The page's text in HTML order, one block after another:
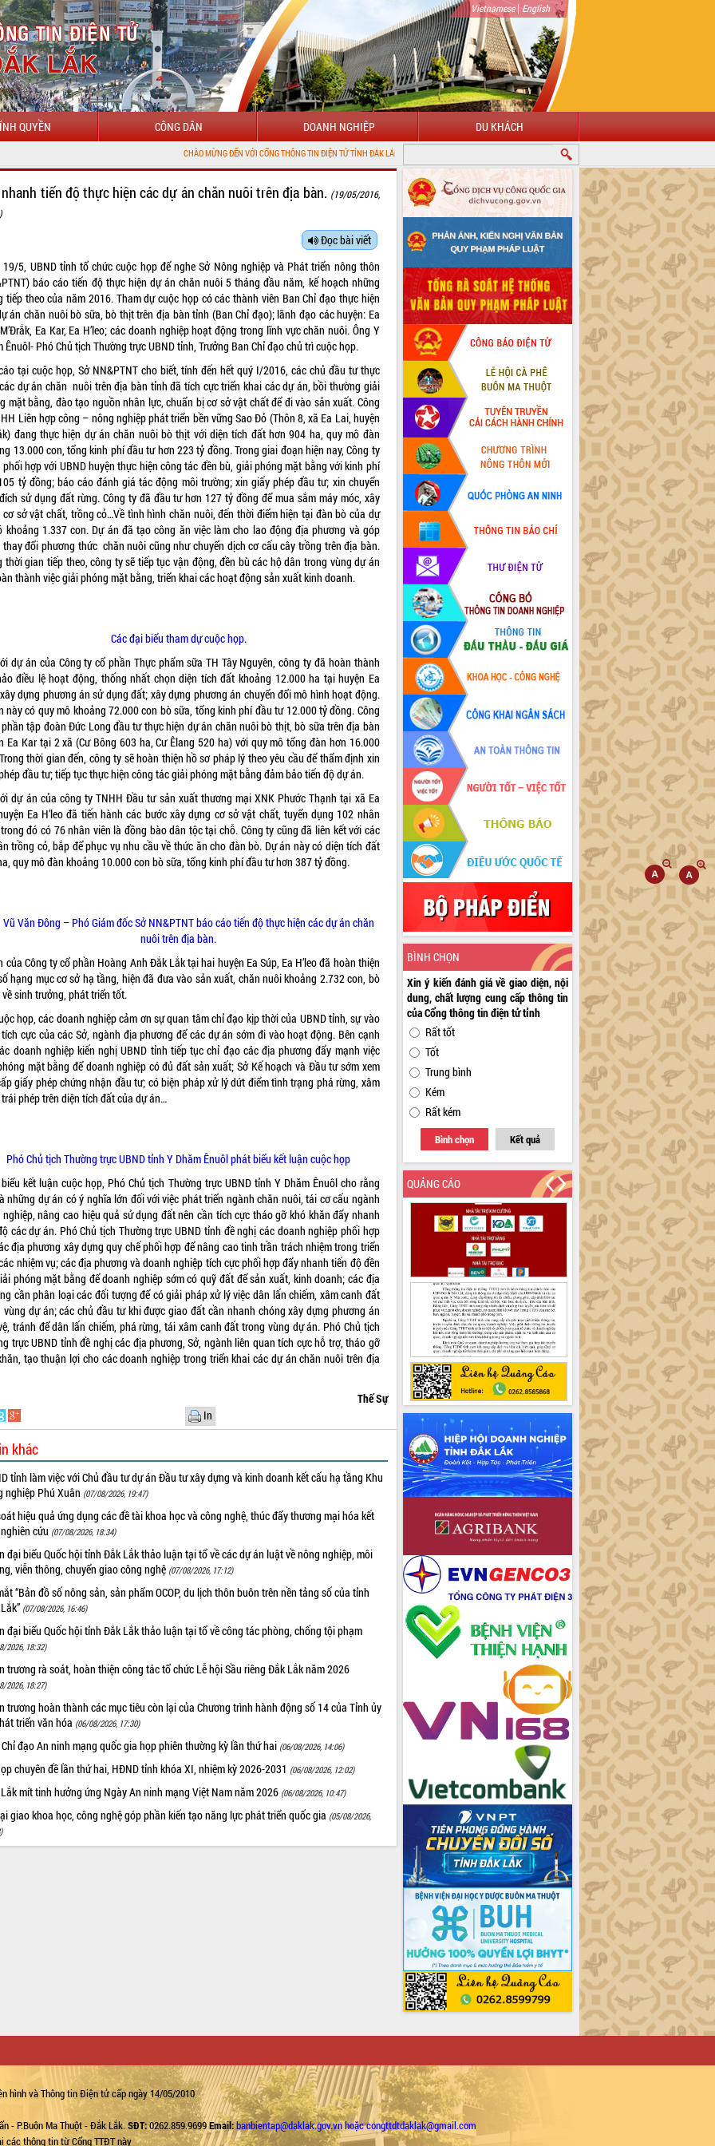
Vietnamese| English
QUYỀN CÔNG DÂN DOANH NGHIỆP DU KHÁCH
CHÀO MỪNG ĐẾN VỚI CỔNG THÔNG TIN ĐIỆN TỬ TỈNH ĐẮK LẮK
tiến độ thực hiện các dự án chăn nuôi trên địa bàn. (19/05/2016,
Đọc bài viết
19/5, UBND tỉnh tổ chức cuộc họp để nghe Sở Nông nghiệp và Phát triển nông thôn
báo cáo tiến độ thực hiện dự án chăn nuôi 5 tháng đầu năm, kế hoạch những
tiếp theo của năm 2016. Tham dự cuộc họp có các thành viên Ban Chỉ đạo thực hiện
án chăn nuôi bò sữa, bò thịt trên địa bàn tỉnh (Ban Chỉ đạo); lãnh đạo các huyện: Ea
Ea Kar, Ea H’leo; các doanh nghiệp hoạt động trong lĩnh vực chăn nuôi. Ông Y
Ênuôl- Phó Chủ tịch Thường trực UBND tỉnh, Trưởng Ban Chỉ đạo chủ trì cuộc họp.
tại cuộc họp, Sở NN&PTNT cho biết, tính đến hết quý I/2016, các chủ đầu tư thực
dự án chăn nuôi trên địa bàn tỉnh đã tích cực triển khai các dự án, bồi thường giải
mặt bằng, đào tạo nguồn nhân lực, chuẩn bị cơ sở vật chất để đi vào sản xuất. Công
Liên hợp công – nông nghiệp phát triển bền vững Sao Đỏ (Thôn 8, xã Ea Lai, huyện
đang thực hiện dự án chăn nuôi bò thịt với diện tích đất hơn 904 ha, quy mô đàn
13.000 con, tổng kinh phí đầu tư hơn 223 tỷ đồng. Trong giai đoạn hiện nay, Công ty
hợp với UBND huyện thực hiện công tác đền bù, giải phóng mặt bằng với kinh phí
tỷ đồng; báo cáo đánh giá tác động môi trường; xin giấy phép đầu tư; xin chuyển
sử dụng đất rừng. Công ty đã đầu tư hơn 127 tỷ đồng để mua sắm máy móc, xây
cơ sở vật chất, trồng cỏ…Về tình hình chăn nuôi, đến thời điểm hiện tại đàn bò của dự
khoảng 1.337 con. Dự án đã tạo công ăn việc làm cho lao động địa phương và góp
thay đổi phương thức chăn nuôi cũng như chuyển dịch cơ cấu cây trồng trên địa bàn.
thời gian tiếp theo, công ty sẽ tiếp tục vận động, đền bù các hộ dân trong vùng dự án
thành việc giải phóng mặt bằng, triển khai các hoạt động sản xuất kinh doanh.
Các đại biểu tham dự cuộc họp.
dự án của Công ty cổ phần Thực phẩm sữa TH Tây Nguyên, công ty đã hoàn thành
điều lệ hoạt động, thống nhất chọn diện tích đất khoảng 12.000 ha tại huyện Ea
dựng phương án sử dụng đất; xây dựng phương án chuyển đổi mô hình hoạt động.
này có quy mô khoảng 72.000 con bò sữa, tổng kinh phí đầu tư 12.000 tỷ đồng. Công
tập đoàn Đức Long đầu tư thực hiện dự án chăn nuôi bò thịt, bò sữa trên địa bàn
Ea Kar tại 2 xã (Cư Bông 603 ha, Cư Êlang 520 ha) với quy mô tổng đàn hơn 16.000
thời gian đến, công ty sẽ hoàn thiện hồ sơ pháp lý theo yêu cầu để thẩm định xin
đầu tư; tiếp tục thực hiện công tác giải phóng mặt bằng đảm bảo tiến độ dự án.
dự án của công ty TNHH Đầu tư sản xuất thương mại XNK Phước Thạnh tại xã Ea
Ea H’leo đã tiến hành các bước xây dựng cơ sở vật chất, tuyển dụng 102 nhân
đó có 76 nhân viên là đồng bào dân tộc tại chỗ. Công ty cũng đã liên kết với các
trồng cỏ, bắp để phục vụ nhu cầu về thức ăn cho đàn bò. Dự án này có diện tích đất
quy mô đàn khoảng 10.000 con bò sữa, tổng kinh phí đầu tư hơn 387 tỷ đồng.
Vũ Văn Đông – Phó Giám đốc Sở NN&PTNT báo cáo tiến độ thực hiện các dự án chăn
nuôi trên địa bàn.
của Công ty cổ phần Hoàng Anh Đắk Lắk tại hai huyện Ea Súp, Ea H’leo đã hoàn thiện
hạng mục cơ sở hạ tầng, hiện đã đưa vào sản xuất, chăn nuôi khoảng 2.732 con, bò
sinh trưởng, phát triển tốt.
họp, các doanh nghiệp cảm ơn sự quan tâm chỉ đạo kịp thời của UBND tỉnh, sự vào
cực của các Sở, ngành địa phương để các dự án sớm đi vào hoạt động. Bên cạnh
doanh nghiệp kiến nghị UBND tỉnh tiếp tục chỉ đạo các địa phương đẩy mạnh việc
mặt bằng để doanh nghiệp có đủ đất sản xuất; Sở Kế hoạch và Đầu tư sớm xem
giấy phép chứng nhận đầu tư; có biện pháp xử lý dứt điểm tình trạng phá rừng, xâm
phép trên diện tích đất của dự án…
Phó Chủ tịch Thường trực UBND tỉnh Y Dhăm Ênuôl phát biểu kết luận cuộc họp
kết luận cuộc họp, Phó Chủ tịch Thường trực UBND tỉnh Y Dhăm Ênuôl cho rằng
những dự án có ý nghĩa lớn đối với việc phát triển ngành chăn nuôi, tái cơ cấu ngành
nâng cao hiệu quả sử dụng đất nên cần tích cực tháo gỡ khó khăn đẩy nhanh
các dự án. Phó Chủ tịch Thường trực UBND tỉnh đề nghị các doanh nghiệp phối hợp
địa phương xây dựng quy chế phối hợp để nâng cao tinh trần trách nhiệm trong triển
nhiệm vụ; các địa phương và doanh nghiệp tích cực phối hợp đẩy nhanh tiến độ đền
phóng mặt bằng để doanh nghiệp sớm có quỹ đất để sản xuất, kinh doanh; các địa
cần phân loại các đối tượng để có giải pháp xử lý việc dân lấn chiếm, xâm canh đất
vùng dự án; các chủ đầu tư khi được giao đất cần nhanh chóng xây dựng phương án
tránh để dân lấn chiếm, phá rừng, tái xâm canh đất trong vùng dự án. Phó Chủ tịch
trực UBND tỉnh đề nghị các địa phương, Sở, ngành liên quan tích cực hỗ trợ, tháo gỡ
tạo thuận lợi cho các doanh nghiệp trong triển khai các dự án chăn nuôi trên địa
Thế Sự
In
khác
tỉnh làm việc với Chủ đầu tư dự án Đầu tư xây dựng và kinh doanh kết cấu hạ tầng Khu
nghiệp Phú Xuân (07/08/2026, 19:47)
hiệu quả ứng dụng các đề tài khoa học và công nghệ, thúc đẩy thương mại hóa kết
cứu (07/08/2026, 18:34)
đại biểu Quốc hội tỉnh Đắk Lắk thảo luận tại tổ về các dự án luật về nông nghiệp, môi
viễn thông, chuyển giao công nghệ (07/08/2026, 17:12)
“Bản đồ số nông sản, sản phẩm OCOP, du lịch thôn buôn trên nền tảng số của tỉnh
(07/08/2026, 16:46)
đại biểu Quốc hội tỉnh Đắk Lắk thảo luận tại tổ về công tác phòng, chống tội phạm
2026, 18:32)
trương rà soát, hoàn thiện công tác tổ chức Lễ hội Sầu riêng Đắk Lắk năm 2026
2026, 18:27)
trương hoàn thành các mục tiêu còn lại của Chương trình hành động số 14 của Tỉnh ủy
triển văn hóa (06/08/2026, 17:30)
đạo An ninh mạng quốc gia họp phiên thường kỳ lần thứ hai (06/08/2026, 14:06)
chuyên đề lần thứ hai, HĐND tỉnh khóa XI, nhiệm kỳ 2026-2031 (06/08/2026, 12:02)
mít tinh hưởng ứng Ngày An ninh mạng Việt Nam năm 2026 (06/08/2026, 10:47)
giao khoa học, công nghệ góp phần kiến tạo năng lực phát triển quốc gia (05/08/2026,
BÌNH CHỌN
Xin ý kiến đánh giá về giao diện, nội
dung, chất lượng cung cấp thông tin
của Cổng thông tin điện tử tỉnh
Rất tốt
Tốt
Trung bình
Kém
Rất kém
Bình chọn Kết quả
QUẢNG CÁO
hình và Thông tin Điện tử cấp ngày 14/05/2010
- P.Buôn Ma Thuột - Đắk Lắk.SĐT:0262.859.9699Email:banbientap@daklak.gov.vn hoặc congttdtdaklak@gmail.com
các thông tin từ Cổng TTĐT này